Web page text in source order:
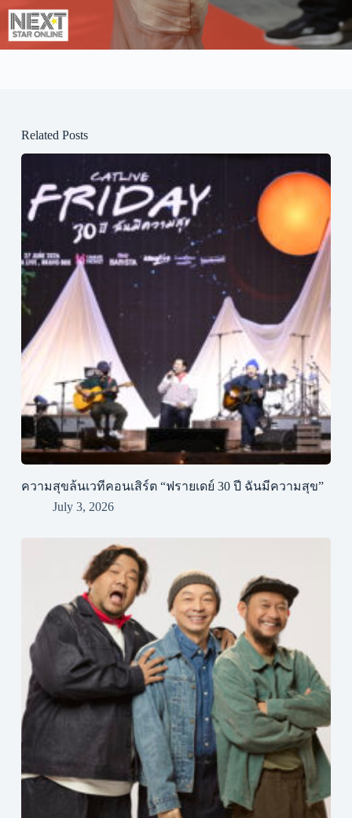
Related Posts
ความสุขล้นเวทีคอนเสิร์ต “ฟรายเดย์ 30 ปี ฉันมีความสุข”
July 3, 2026